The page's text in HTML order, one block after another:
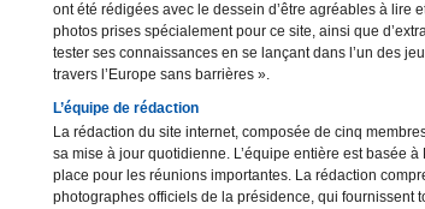
ont été rédigées avec le dessein d’être agréables à lire
photos prises spécialement pour ce site, ainsi que
tester ses connaissances en se lançant dans l’un des
travers l’Europe sans barrières ».
L’équipe de rédaction
La rédaction du site internet, composée de cinq
sa mise à jour quotidienne. L’équipe entière est basée
place pour les réunions importantes. La rédaction
photographes officiels de la présidence, qui fournissent